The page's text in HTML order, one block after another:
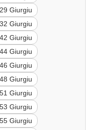
Giurgiu
Giurgiu
Giurgiu
Giurgiu
Giurgiu
Giurgiu
Giurgiu
Giurgiu
Giurgiu